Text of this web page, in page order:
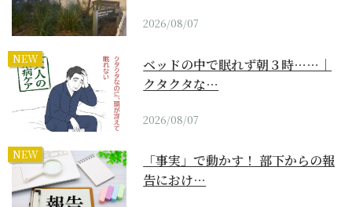
2026/08/07
NEW
ベッドの中で眠れず朝３時……｜
クタクタな…
2026/08/07
NEW
「事実」で動かす！ 部下からの報
告におけ…